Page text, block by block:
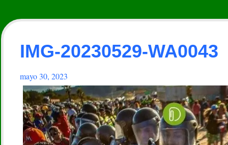
IMG-20230529-WA0043
mayo 30, 2023